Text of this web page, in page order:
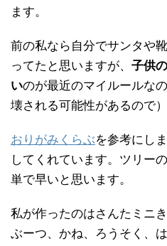
ます。
前の私なら自分でサンタや
ってたと思いますが、 子供
いのが最近のマイルールな
壊される可能性があるので）
おりがみくらぶを参考にし
してくれています。ツリー
単で早いと思います。
私が作ったのはさんたミニ
ぶーつ、かね、ろうそく、